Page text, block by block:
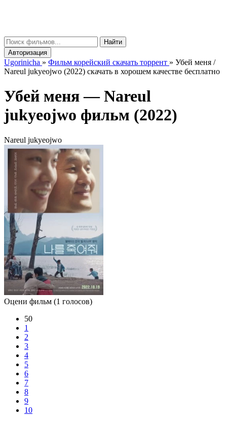
Найти
Авторизация
Ugorinicha » Фильм корейский скачать торрент » Убей меня /
Nareul jukyeojwo (2022) скачать в хорошем качестве бесплатно
Убей меня —Nareul
jukyeojwo фильм (2022)
Nareul jukyeojwo
Оцени фильм (1 голосов)
50
1
2
3
4
5
6
7
8
9
10